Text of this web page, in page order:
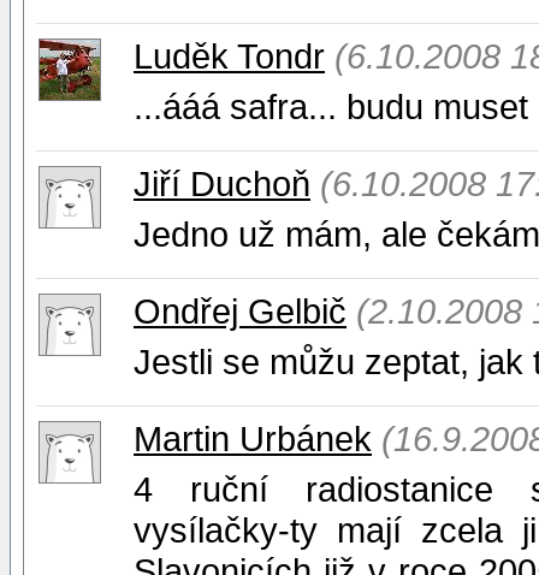
Luděk Tondr (6.10.2008
...ááá safra... budu
Jiří Duchoň (6.10.2008
Jedno už mám, ale
Ondřej Gelbič (2.10.2008
Jestli se můžu zeptat, jak
Martin Urbánek
4 ruční radiostanice
vysílačky-ty mají zcela